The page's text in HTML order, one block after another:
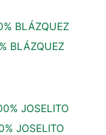
BLÁZQUEZ
JOSELITO